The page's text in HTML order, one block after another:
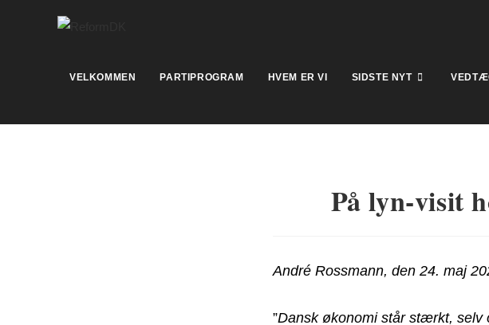
VELKOMMEN PARTIPROGRAM HVEM ER VI SIDSTE NYT
På lyn-visit
André Rossmann, den 24. maj
”Dansk økonomi står stærkt, selv